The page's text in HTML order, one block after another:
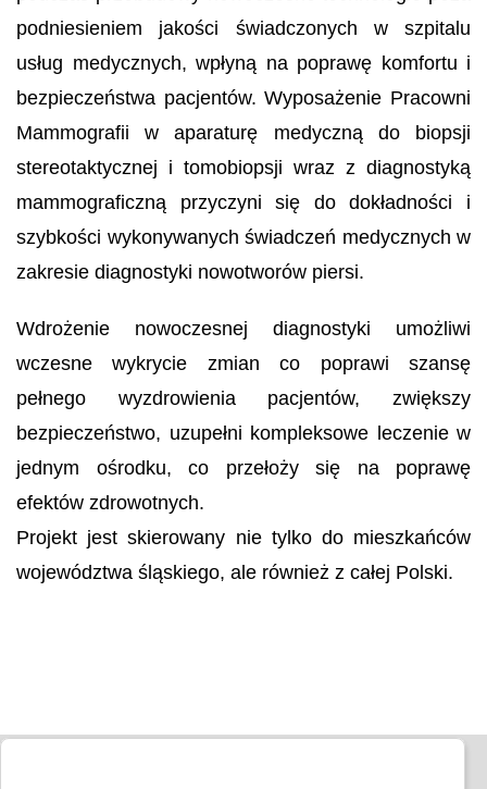
podniesieniem jakości świadczonych w szpitalu
usług medycznych, wpłyną na poprawę komfortu i
bezpieczeństwa pacjentów. Wyposażenie Pracowni
Mammografii w aparaturę medyczną do biopsji
stereotaktycznej i tomobiopsji wraz z diagnostyką
mammograficzną przyczyni się do dokładności i
szybkości wykonywanych świadczeń medycznych w
zakresie diagnostyki nowotworów piersi.
Wdrożenie nowoczesnej diagnostyki umożliwi
wczesne wykrycie zmian co poprawi szansę
pełnego wyzdrowienia pacjentów, zwiększy
bezpieczeństwo, uzupełni kompleksowe leczenie w
jednym ośrodku, co przełoży się na poprawę
efektów zdrowotnych.
Projekt jest skierowany nie tylko do mieszkańców
województwa śląskiego, ale również z całej Polski.